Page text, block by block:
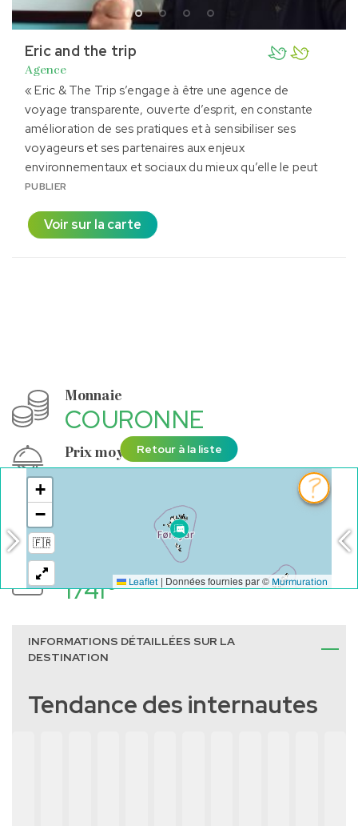
Eric and the trip
Agence
« Eric & The Trip s’engage à être une agence de
voyage transparente, ouverte d’esprit, en constante
amélioration de ses pratiques et à sensibiliser ses
voyageurs et ses partenaires aux enjeux
environnementaux et sociaux du mieux qu’elle le peut
PUBLIER
Voir sur la carte
Retour à la liste
Monnaie
COURONNE
Prix moyen repas
33€
1741€
INFORMATIONS DÉTAILLÉES SUR LA
DESTINATION
Tendance des internautes